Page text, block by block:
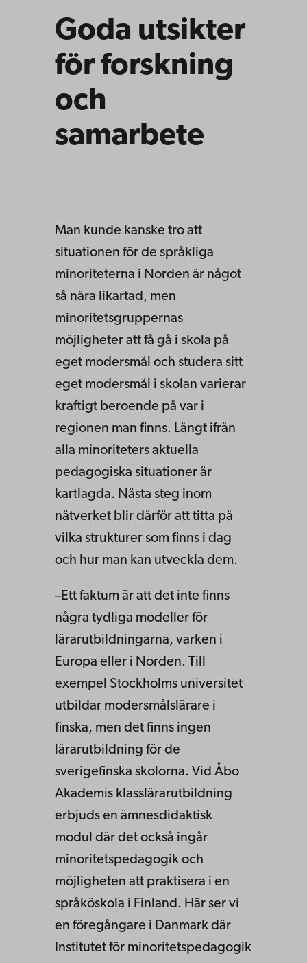
Goda utsikter
för forskning
och
samarbete
Man kunde kanske tro att
situationen för de språkliga
minoriteterna i Norden är något
så nära likartad, men
minoritetsgruppernas
möjligheter att få gå i skola på
eget modersmål och studera sitt
eget modersmål i skolan varierar
kraftigt beroende på var i
regionen man finns. Långt ifrån
alla minoriteters aktuella
pedagogiska situationer är
kartlagda. Nästa steg inom
nätverket blir därför att titta på
vilka strukturer som finns i dag
och hur man kan utveckla dem.
–Ett faktum är att det inte finns
några tydliga modeller för
lärarutbildningarna, varken i
Europa eller i Norden. Till
exempel Stockholms universitet
utbildar modersmålslärare i
finska, men det finns ingen
lärarutbildning för de
sverigefinska skolorna. Vid Åbo
Akademis klasslärarutbildning
erbjuds en ämnesdidaktisk
modul där det också ingår
minoritetspedagogik och
möjligheten att praktisera i en
språköskola i Finland. Här ser vi
en föregångare i Danmark där
Institutet för minoritetspedagogik